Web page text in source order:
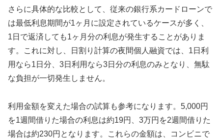
さらに具体的な比較として、従来の銀行系カードローンで
は最低利息期間が1ヶ月に設定されているケースが多く、
1日で返済しても1ヶ月分の利息が発生することがありま
す。これに対し、日割り計算の夜間個人融資では、1日利
用なら1日分、3日利用なら3日分の利息のみとなり、無駄
な負担が一切発生しません。
利用金額を変えた場合の試算も参考になります。5,000円
を1週間借りた場合の利息は約19円、3万円を2週間借りた
場合は約230円となります。これらの金額は、コンビニで